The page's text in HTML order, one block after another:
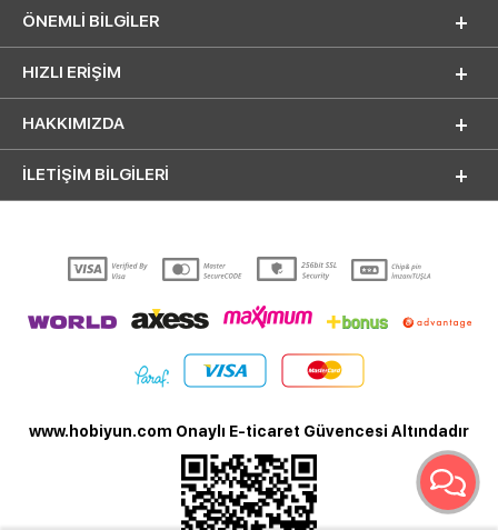
ÖNEMLI BILGILER
HIZLI ERIŞIM
HAKKIMIZDA
İLETİŞİM BİLGİLERİ
www.hobiyun.com Onaylı E-ticaret Güvencesi Altındadır